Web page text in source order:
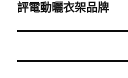
一
文
評電動曬衣架品牌